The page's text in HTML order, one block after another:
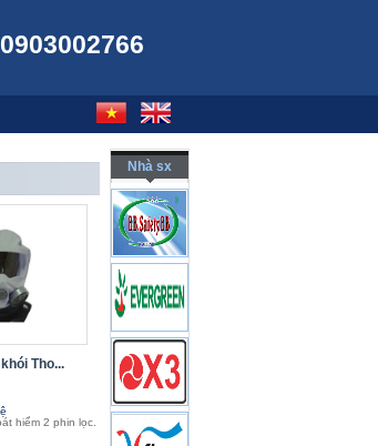
Tho...
hiểm 2 phin lọc.
Nhà sx